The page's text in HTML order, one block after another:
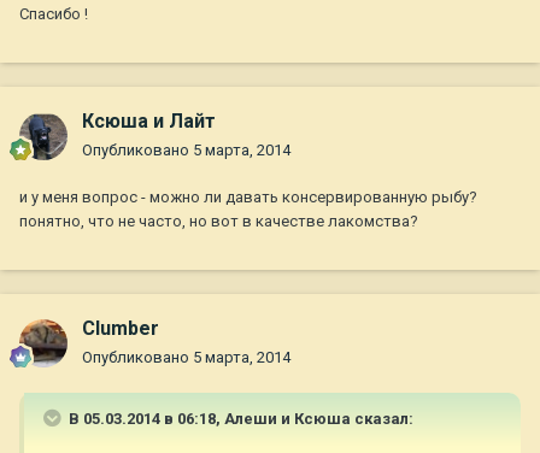
Спасибо !
Ксюша и Лайт
Опубликовано 5 марта, 2014
и у меня вопрос - можно ли давать консервированную рыбу?
понятно, что не часто, но вот в качестве лакомства?
Clumber
Опубликовано 5 марта, 2014
В 05.03.2014 в 06:18, Алеши и Ксюша сказал: